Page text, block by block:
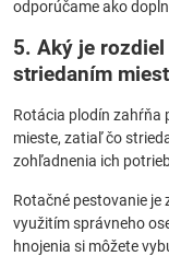
odporúčame ako
5. Aký je
striedaním
Rotácia plodín zahŕňa
mieste, zatiaľ čo
zohľadnenia ich
Rotačné pestovanie je
využitím správneho
hnojenia si môžete